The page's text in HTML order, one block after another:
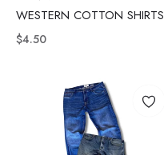
WESTERN COTTON SHIRTS
通
$4.50